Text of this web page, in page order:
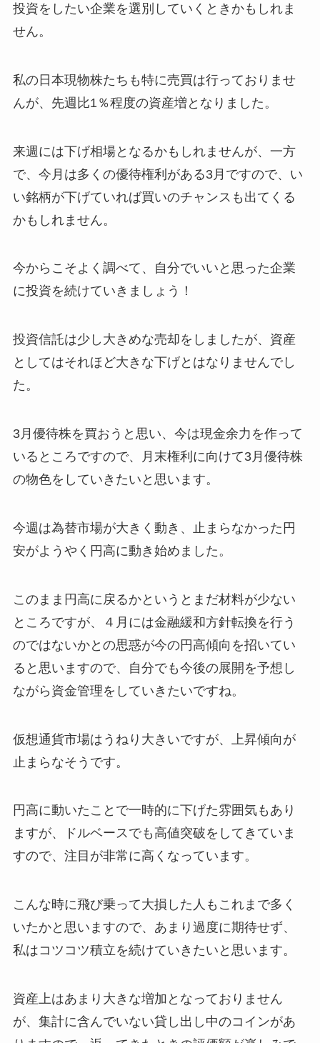
投資をしたい企業を選別していくときかもしれま
せん。
私の日本現物株たちも特に売買は行っておりませ
んが、先週比1％程度の資産増となりました。
来週には下げ相場となるかもしれませんが、一方
で、今月は多くの優待権利がある3月ですので、い
い銘柄が下げていれば買いのチャンスも出てくる
かもしれません。
今からこそよく調べて、自分でいいと思った企業
に投資を続けていきましょう！
投資信託は少し大きめな売却をしましたが、資産
としてはそれほど大きな下げとはなりませんでし
た。
3月優待株を買おうと思い、今は現金余力を作って
いるところですので、月末権利に向けて3月優待株
の物色をしていきたいと思います。
今週は為替市場が大きく動き、止まらなかった円
安がようやく円高に動き始めました。
このまま円高に戻るかというとまだ材料が少ない
ところですが、４月には金融緩和方針転換を行う
のではないかとの思惑が今の円高傾向を招いてい
ると思いますので、自分でも今後の展開を予想し
ながら資金管理をしていきたいですね。
仮想通貨市場はうねり大きいですが、上昇傾向が
止まらなそうです。
円高に動いたことで一時的に下げた雰囲気もあり
ますが、ドルベースでも高値突破をしてきていま
すので、注目が非常に高くなっています。
こんな時に飛び乗って大損した人もこれまで多く
いたかと思いますので、あまり過度に期待せず、
私はコツコツ積立を続けていきたいと思います。
資産上はあまり大きな増加となっておりません
が、集計に含んでいない貸し出し中のコインがあ